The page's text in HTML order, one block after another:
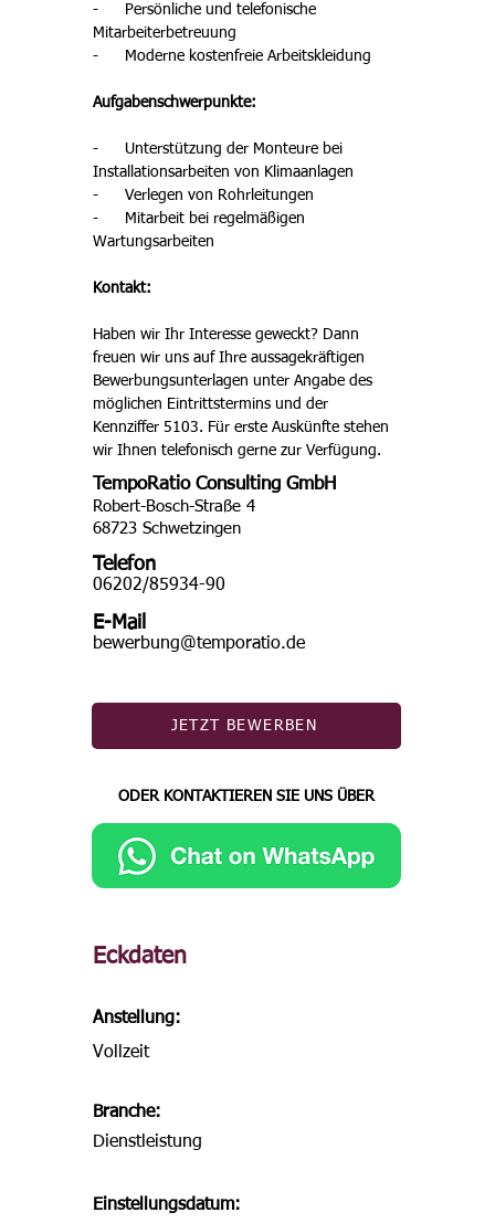
-      Persönliche und telefonische
Mitarbeiterbetreuung
-      Moderne kostenfreie Arbeitskleidung
Aufgabenschwerpunkte:
-      Unterstützung der Monteure bei
Installationsarbeiten von Klimaanlagen
-      Verlegen von Rohrleitungen
-      Mitarbeit bei regelmäßigen
Wartungsarbeiten
Kontakt:
Haben wir Ihr Interesse geweckt? Dann
freuen wir uns auf Ihre aussagekräftigen
Bewerbungsunterlagen unter Angabe des
möglichen Eintrittstermins und der
Kennziffer 5103. Für erste Auskünfte stehen
wir Ihnen telefonisch gerne zur Verfügung.
TempoRatio Consulting GmbH
Robert-Bosch-Straße 4
68723 Schwetzingen
06202/85934-90
bewerbung@temporatio.de
Telefon
E-Mail
JETZT BEWERBEN
ODER KONTAKTIEREN SIE UNS ÜBER
Eckdaten
Anstellung:
Vollzeit
Branche:
Dienstleistung
Einstellungsdatum: